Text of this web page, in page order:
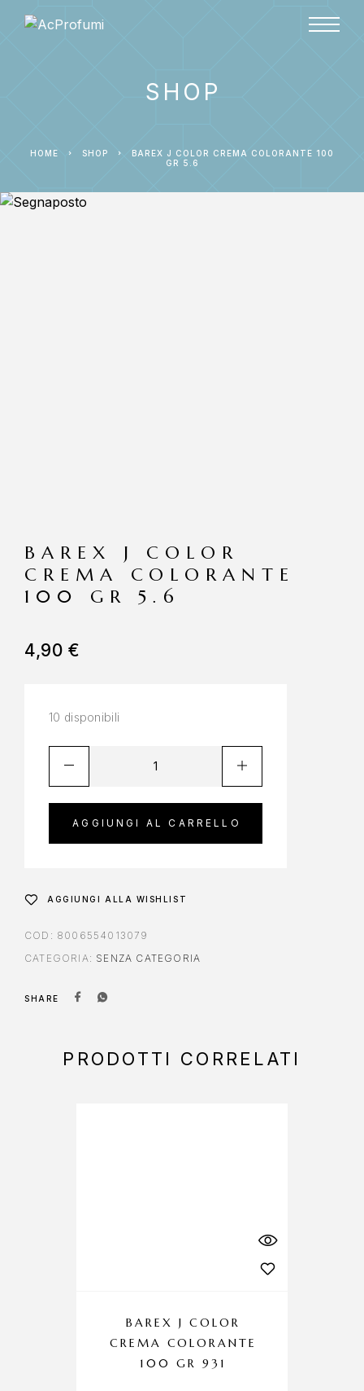
SHOP
HOME SHOP
BAREX J COLOR CREMA COLORANTE 100
GR 5.6
BAREX J COLOR
CREMA COLORANTE
100 GR 5.6
4,90€
10 disponibili
AGGIUNGI AL CARRELLO
AGGIUNGI ALLA WISHLIST
COD: 8006554013079
CATEGORIA: SENZA CATEGORIA
SHARE
PRODOTTI CORRELATI
BAREX J COLOR
CREMA COLORANTE
100 GR 931